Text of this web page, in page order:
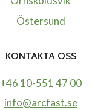
Östersund
KONTAKTA OSS
+46 10-551 47 00
info@arcfast.se